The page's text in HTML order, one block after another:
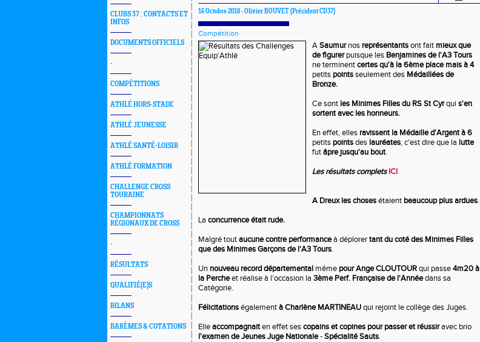
CLUBS 37 : CONTACTS ET
INFOS
DOCUMENTS OFFICIELS
-
COMPÉTITIONS
ATHLÉ HORS-STADE
ATHLÉ JEUNESSE
ATHLÉ SANTÉ-LOISIR
ATHLÉ FORMATION
CHALLENGE CROSS
TOURAINE
CHAMPIONNATS
RÉGIONAUX DE CROSS
-
RÉSULTATS
QUALIFIÉ(E)S
BILANS
BARÈMES & COTATIONS
16 Octobre 2018 -Olivier BOUVET(Président CD37)
Compétition
ASaumurnos représentantsont fait mieux que
de figurerpuisque les Benjamines de l'A3 Tours
ne terminentcertes qu'à la 6ème place mais à 4
petits pointsseulement des Médaillées de
Bronze.
Ce sont les Minimes Filles du RS St Cyrqui s'en
sortent avec les honneurs.
En effet, elles ravissent la Médaille d'Argentà 6
petits pointsdes lauréates, c'est dire que la lutte
futâpre jusqu'au bout.
Les résultats complets ICI
A Dreux les chosesétaient beaucoup plus ardues.
La concurrence était rude.
Malgré toutaucune contre performanceà déplorertant du coté des Minimes Filles
que des Minimes Garçons de l'A3 Tours.
Un nouveau record départemental même pour Ange CLOUTOURqui passe4m20 à
la Percheet réalise à l'occasion la 3ème Perf. Française de l'Annéedans sa
Catégorie.
Félicitationségalementà Charlène MARTINEAUqui rejoint le collège des Juges.
Elleaccompagnaiten effet sescopains et copines pour passer et réussiravec brio
l'examen de Jeunes Juge Nationale-Spécialité Sauts.